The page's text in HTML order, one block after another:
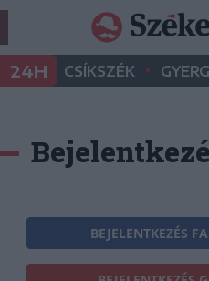
24H CSÍKSZÉK •
BEJELENTKEZÉS